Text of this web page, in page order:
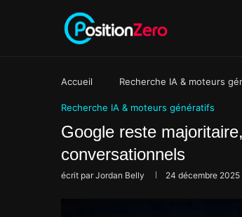
Accueil Recherche IA & moteurs
Recherche IA & moteurs génératifs
Google reste
conversationnels
écrit parJordan Belly 24 décembre 2025